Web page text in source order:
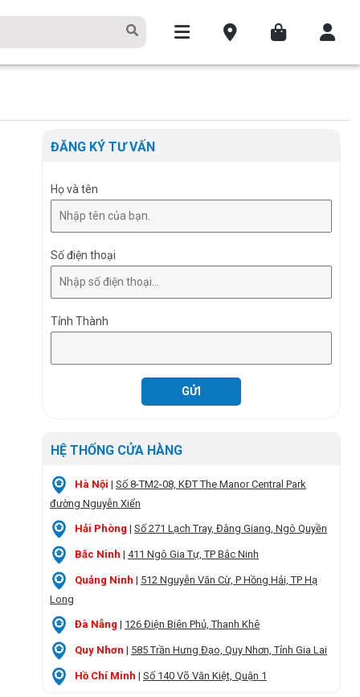
ĐĂNG KÝ TƯ VẤN
Họ và tên
Số điện thoại
Tỉnh Thành
HỆ THỐNG CỬA HÀNG
Hà Nội | Số 8-TM2-08, KĐT The Manor Central Park
đường Nguyễn Xiển
Hải Phòng | Số 271 Lạch Tray, Đằng Giang, Ngô Quyền
Bắc Ninh | 411 Ngô Gia Tự, TP Bắc Ninh
Quảng Ninh | 512 Nguyễn Văn Cừ, P Hồng Hải, TP Hạ
Long
Đà Nẵng | 126 Điện Biên Phủ, Thanh Khê
Quy Nhơn | 585 Trần Hưng Đạo, Quy Nhơn, Tỉnh Gia Lai
Hồ Chí Minh | Số 140 Võ Văn Kiệt, Quận 1